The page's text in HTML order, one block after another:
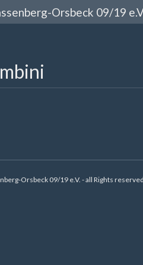
Orsbeck 09/19
Orsbeck 09/19 e.V. - all Rights